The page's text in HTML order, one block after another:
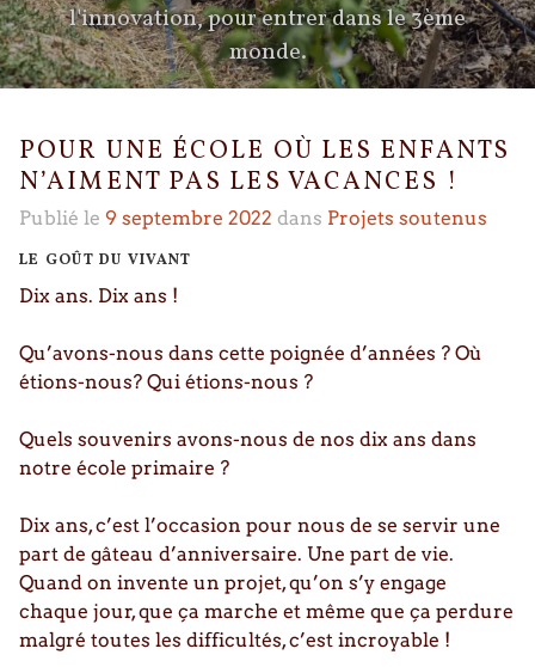
l'innovation, pour entrer dans le 3ème
monde.
POUR UNE ÉCOLE OÙ LES ENFANTS
N’AIMENT PAS LES VACANCES !
Publié le 9 septembre 2022 dans Projets soutenus
LE GOÛT DU VIVANT
Dix ans. Dix ans !
Qu’avons-nous dans cette poignée d’années ? Où
étions-nous? Qui étions-nous ?
Quels souvenirs avons-nous de nos dix ans dans
notre école primaire ?
Dix ans, c’est l’occasion pour nous de se servir une
part de gâteau d’anniversaire. Une part de vie.
Quand on invente un projet, qu’on s’y engage
chaque jour, que ça marche et même que ça perdure
malgré toutes les difficultés, c’est incroyable !